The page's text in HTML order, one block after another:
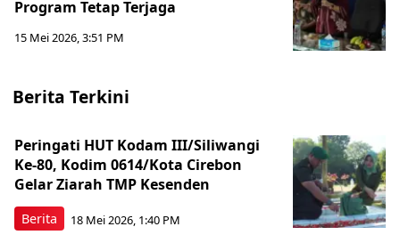
Program Tetap Terjaga
15 Mei 2026, 3:51 PM
Berita Terkini
Berita
Peringati HUT Kodam III/Siliwangi
Ke-80, Kodim 0614/Kota Cirebon
Gelar Ziarah TMP Kesenden
18 Mei 2026, 1:40 PM